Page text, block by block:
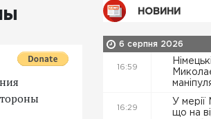
НОВИНИ
6 серпня 2026
16:59
16:29
У мерії
що на